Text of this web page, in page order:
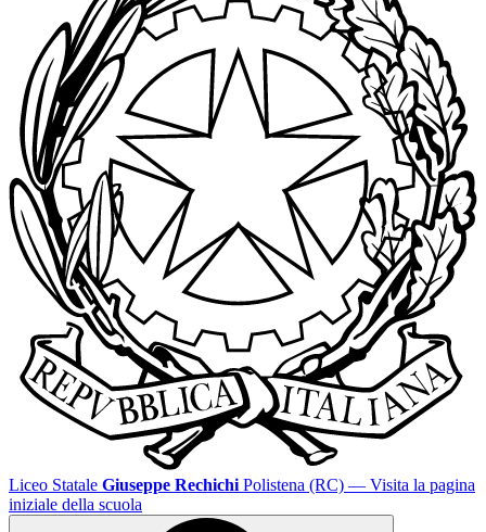
Liceo Statale Giuseppe Rechichi Polistena (RC) — Visita la pagina
iniziale della scuola